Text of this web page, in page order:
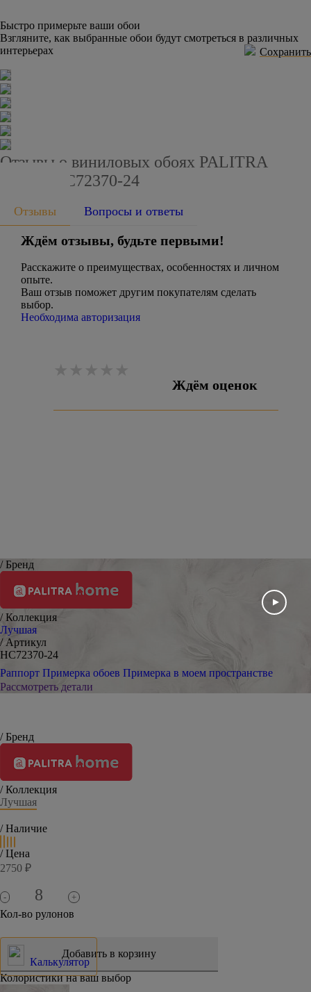
Быстро примерьте ваши обои
Взгляните, как выбранные обои будут смотреться в различных
интерьерах
Сохранить
Отзывы о виниловых обоях PALITRA
HOME HC72370-24
Отзывы Вопросы и ответы
Ждём отзывы, будьте первыми!
Расскажите о преимуществах, особенностях и личном
опыте.
Ваш отзыв поможет другим покупателям сделать
выбор.
Необходима авторизация
Ждём оценок
/ Бренд
/ Коллекция
Лучшая
/ Артикул
HC72370-24
Раппорт Примерка обоев Примерка в моем пространстве
Рассмотреть детали
/ Бренд
/ Коллекция
Лучшая
/ Наличие
/ Цена
2750 ₽
- +
Кол-во рулонов
Калькулятор
Колористики на ваш выбор